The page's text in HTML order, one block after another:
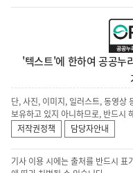
'텍스트'에 한하여 공공누
단, 사진, 이미지, 일러스트, 동영상
보유하고 있지 아니하므로, 반드시
저작권정책
담당자안내
기사 이용 시에는 출처를 반드시 표